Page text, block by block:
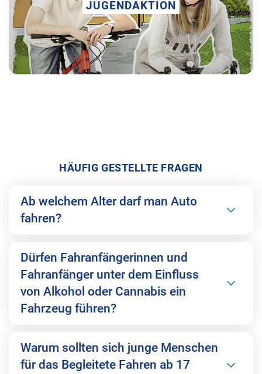
JUGENDAKTION
HÄUFIG GESTELLTE FRAGEN
Ab welchem Alter darf man Auto
fahren?
Dürfen Fahranfängerinnen und
Fahranfänger unter dem Einfluss
von Alkohol oder Cannabis ein
Fahrzeug führen?
Warum sollten sich junge Menschen
für das Begleitete Fahren ab 17